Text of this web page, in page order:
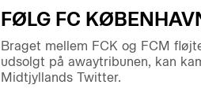
FØLG FC
Braget mellem FCK og FCM
udsolgt på awaytribunen, kan
Midtjyllands Twitter.